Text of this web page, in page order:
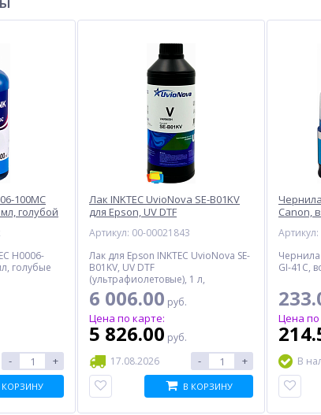
100MC
голубой
H0006-
голубые
- +
КОРЗИНУ
Лак INKTEC UvioNova SE-B01KV
для Epson, UV DTF
бесцветный
Артикул: 00-00021843
Лак для Epson INKTEC UvioNova SE-
B01KV, UV DTF
(ультрафиолетовые), 1 л,
бесцветный
6 006.00 руб.
Цена по карте:
5 826.00 руб.
17.08.2026
- +
В КОРЗИНУ
Чернила
Canon,
Чернила
GI-41C,
Цена по
В